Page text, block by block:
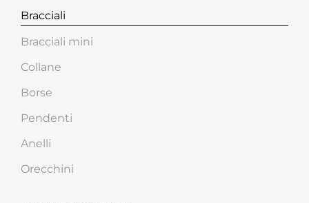
Bracciali
Bracciali mini
Collane
Borse
Pendenti
Anelli
Orecchini